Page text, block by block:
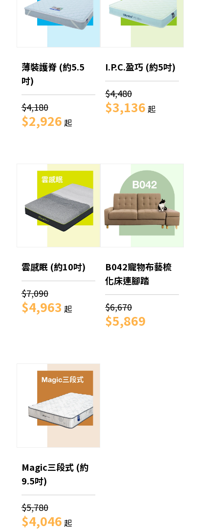
薄裝護脊 (約5.5
吋)
$4,180
$2,926 起
I.P.C.盈巧 (約5吋)
$4,480
$3,136 起
雲感眠 (約10吋)
$7,090
$4,963 起
B042寵物布藝梳
化床連腳踏
$6,670
$5,869
Magic三段式 (約
9.5吋)
$5,780
$4,046 起